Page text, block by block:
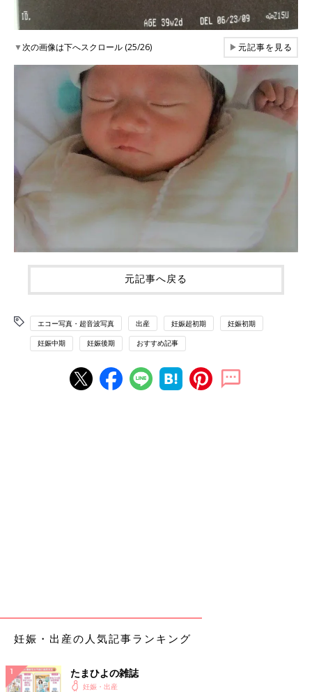
▼次の画像は下へスクロール (25/26) ▶元記事を見る
元記事へ戻る
エコー写真・超音波写真 出産 妊娠超初期 妊娠初期
妊娠中期 妊娠後期 おすすめ記事
妊娠・出産の人気記事ランキング
たまひよの雑誌
妊娠・出産